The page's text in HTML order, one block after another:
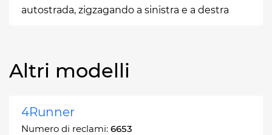
autostrada, zigzagando a sinistra e a destra
Altri modelli
4Runner
Numero di reclami: 6653